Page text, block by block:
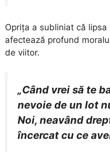
Oprița a subliniat că
afectează profund
de viitor.
„Când vrei să te
nevoie de un lot
Noi, neavând
încercat cu ce